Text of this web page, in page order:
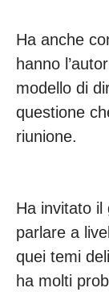
Ha anche
hanno
modello di
questione
riunione.
Ha invitato il
parlare a
quei temi
ha molti